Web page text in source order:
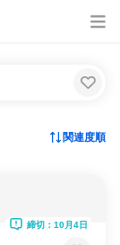
関連度順
締切：10月4日